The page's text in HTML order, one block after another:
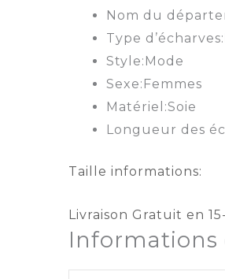
Nom du
Type d’écharves:
Style: Mode
Sexe: Femmes
Matériel:Soie
Longueur des
Taille informations:
Livraison Gratuit en
Informations